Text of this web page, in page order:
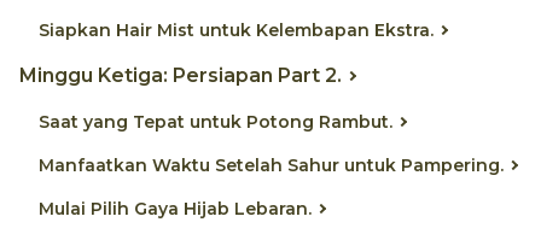
Siapkan Hair Mist untuk Kelembapan Ekstra.
Minggu Ketiga: Persiapan Part 2.
Saat yang Tepat untuk Potong Rambut.
Manfaatkan Waktu Setelah Sahur untuk Pampering.
Mulai Pilih Gaya Hijab Lebaran.